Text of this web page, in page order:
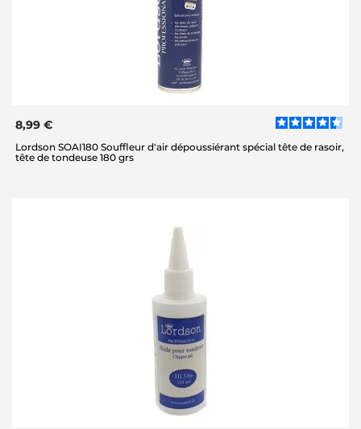
8,99 €
Lordson SOAI180 Souffleur d'air dépoussiérant spécial tête de rasoir,
tête de tondeuse 180 grs